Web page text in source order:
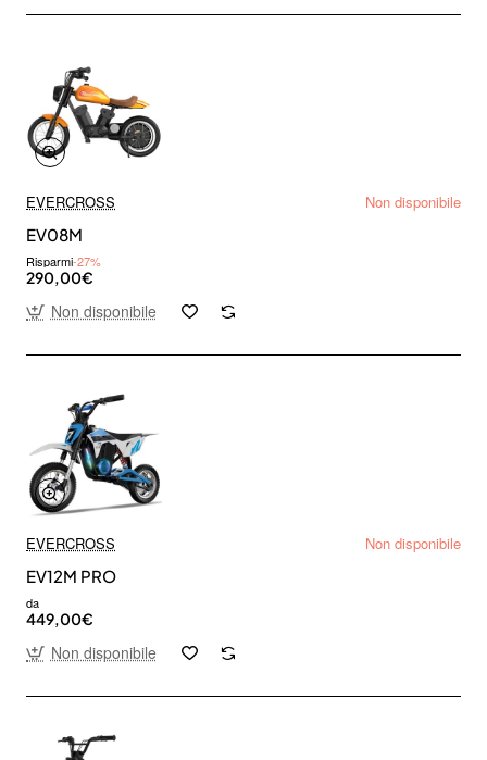
EVERCROSS
Non disponibile
EV08M
Risparmi-27%
290,00€
Non disponibile
EVERCROSS
Non disponibile
EV12M PRO
da
449,00€
Non disponibile